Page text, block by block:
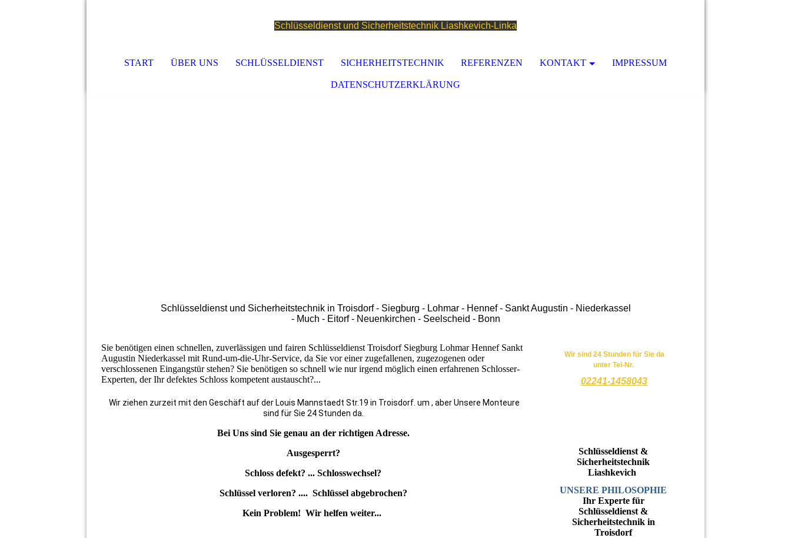
Schlüsseldienst und Sicherheitstechnik Liashkevich-Linka
START ÜBER UNS SCHLÜSSELDIENST SICHERHEITSTECHNIK REFERENZEN KONTAKT IMPRESSUM
DATENSCHUTZERKLÄRUNG
Schlüsseldienst und Sicherheitstechnik in Troisdorf - Siegburg - Lohmar - Hennef - Sankt Augustin - Niederkassel
- Much - Eitorf - Neuenkirchen - Seelscheid - Bonn
Sie benötigen einen schnellen, zuverlässigen und fairen Schlüsseldienst Troisdorf Siegburg Lohmar Hennef Sankt
Augustin Niederkassel mit Rund-um-die-Uhr-Service, da Sie vor einer zugefallenen, zugezogenen oder
verschlossenen Eingangstür stehen? Sie benötigen so schnell wie nur irgend möglich einen erfahrenen Schlosser-
Experten, der Ihr defektes Schloss kompetent austauscht?...
Wir ziehen zurzeit mit den Geschäft auf der Louis Mannstaedt Str.19 in Troisdorf. um , aber Unsere Monteure
sind für Sie 24 Stunden da.
Bei Uns sind Sie genau an der richtigen Adresse.
Ausgesperrt?
Schloss defekt? ... Schlosswechsel?
Schlüssel verloren? .... Schlüssel abgebrochen?
Kein Problem! Wir helfen weiter...
Wir sind 24 Stunden für Sie da
unter Tel-Nr.
02241-1458043
Schlüsseldienst &
Sicherheitstechnik
Liashkevich
UNSERE PHILOSOPHIE
Ihr Experte für
Schlüsseldienst &
Sicherheitstechnik in
Troisdorf